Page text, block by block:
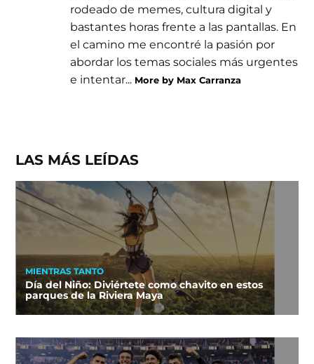
rodeado de memes, cultura digital y
bastantes horas frente a las pantallas. En
el camino me encontré la pasión por
abordar los temas sociales más urgentes
e intentar... More by Max Carranza
LAS MÁS LEÍDAS
MIENTRAS TANTO
Día del Niño: Diviértete como chavito en estos
parques de la Riviera Maya